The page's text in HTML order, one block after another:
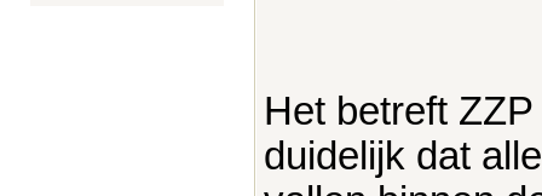
Het betreft
duidelijk dat